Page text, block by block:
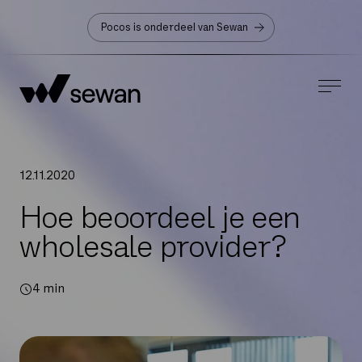
Pocos is onderdeel van Sewan
12.11.2020
Hoe beoordeel je een
wholesale provider?
4 min